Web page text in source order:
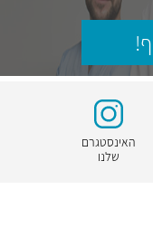
האינסטגרם
שלנו